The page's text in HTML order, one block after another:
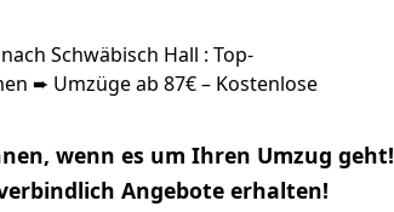
Schwäbisch Hall : Top-
➨ Umzüge ab 87€ – Kostenlose
wenn es um Ihren Umzug geht!
Angebote erhalten!